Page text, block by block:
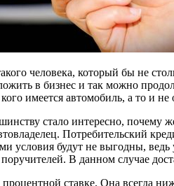
человека, который бы не
в бизнес и так можно
имеется автомобиль, а то и
стало интересно, почему
Потребительский
условия будут не выгодны,
поручителей. В данном случае
ставке. Она всегда